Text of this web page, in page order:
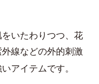
いたわりつつ、花
線などの外的刺激
アイテムです。